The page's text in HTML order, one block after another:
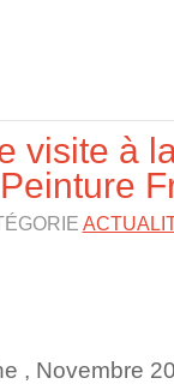
visite à
, Novembre